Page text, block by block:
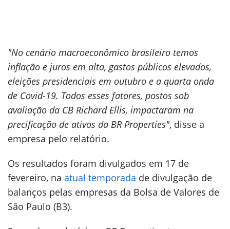
"No cenário macroeconômico brasileiro temos
inflação e juros em alta, gastos públicos elevados,
eleições presidenciais em outubro e a quarta onda
de Covid-19. Todos esses fatores, postos sob
avaliação da CB Richard Ellis, impactaram na
precificação de ativos da BR Properties", disse a
empresa pelo relatório.
Os resultados foram divulgados em 17 de
fevereiro, na atual temporada de divulgação de
balanços pelas empresas da Bolsa de Valores de
São Paulo (B3).